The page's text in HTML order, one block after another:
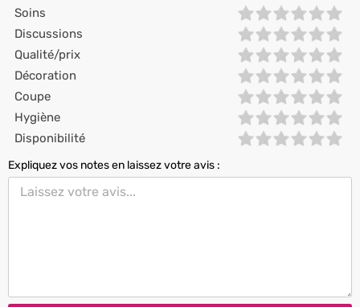
Soins
Discussions
Qualité/prix
Décoration
Coupe
Hygiène
Disponibilité
Expliquez vos notes en laissez votre avis :